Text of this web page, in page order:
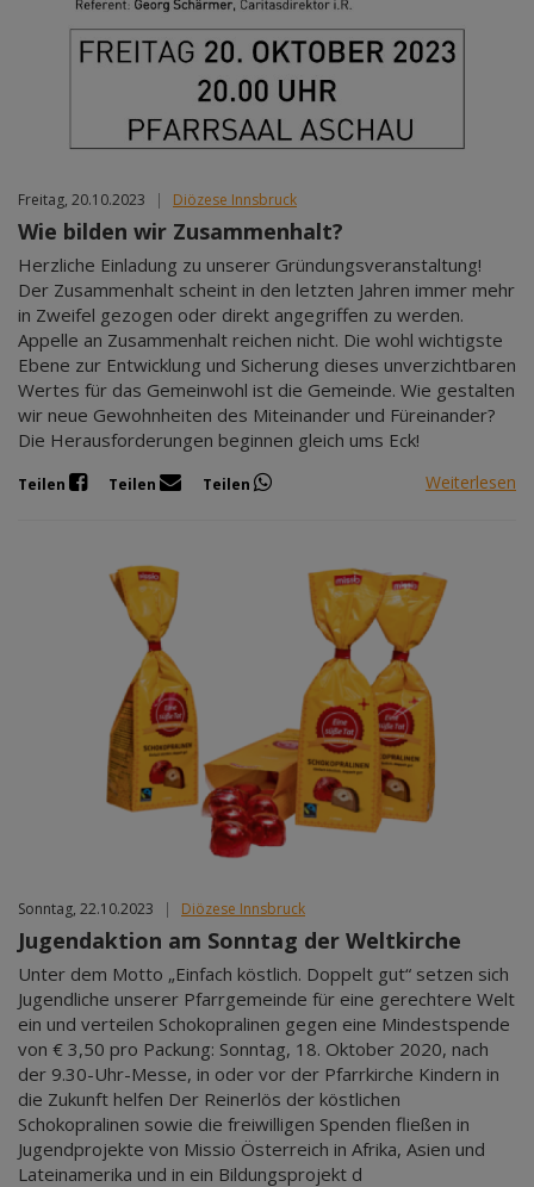
Freitag, 20.10.2023 | Diözese Innsbruck
Wie bilden wir Zusammenhalt?
Herzliche Einladung zu unserer Gründungsveranstaltung!
Der Zusammenhalt scheint in den letzten Jahren immer mehr
in Zweifel gezogen oder direkt angegriffen zu werden.
Appelle an Zusammenhalt reichen nicht. Die wohl wichtigste
Ebene zur Entwicklung und Sicherung dieses unverzichtbaren
Wertes für das Gemeinwohl ist die Gemeinde. Wie gestalten
wir neue Gewohnheiten des Miteinander und Füreinander?
Die Herausforderungen beginnen gleich ums Eck!
Teilen Teilen Teilen Weiterlesen
Sonntag, 22.10.2023 | Diözese Innsbruck
Jugendaktion am Sonntag der Weltkirche
Unter dem Motto „Einfach köstlich. Doppelt gut“ setzen sich
Jugendliche unserer Pfarrgemeinde für eine gerechtere Welt
ein und verteilen Schokopralinen gegen eine Mindestspende
von € 3,50 pro Packung: Sonntag, 18. Oktober 2020, nach
der 9.30-Uhr-Messe, in oder vor der Pfarrkirche Kindern in
die Zukunft helfen Der Reinerlös der köstlichen
Schokopralinen sowie die freiwilligen Spenden fließen in
Jugendprojekte von Missio Österreich in Afrika, Asien und
Lateinamerika und in ein Bildungsprojekt d